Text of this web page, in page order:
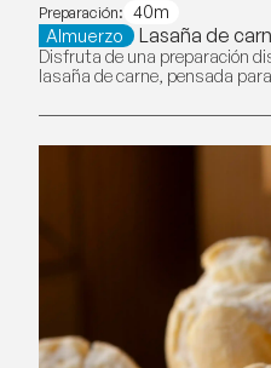
Preparación: 40m
Almuerzo
Lasaña de
Disfruta de una preparación
lasaña de carne, pensada